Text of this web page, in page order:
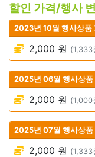
할인 가격/행사
2023년 10월 행사상품
2,000 원 (1,333
2025년 06월 행사상품
2,000 원 (1,000
2025년 07월 행사상품
2,000 원 (1,333